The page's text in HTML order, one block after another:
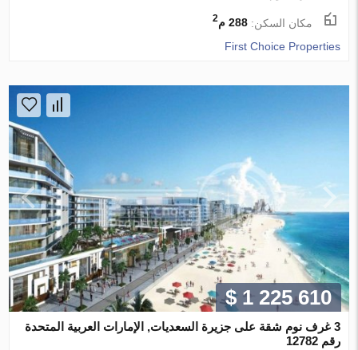
مكان السكن:288 م 2
First Choice Properties
$ 1 225 610
3 غرف نوم شقة على جزيرة السعديات, الإمارات العربية المتحدة
رقم 12782